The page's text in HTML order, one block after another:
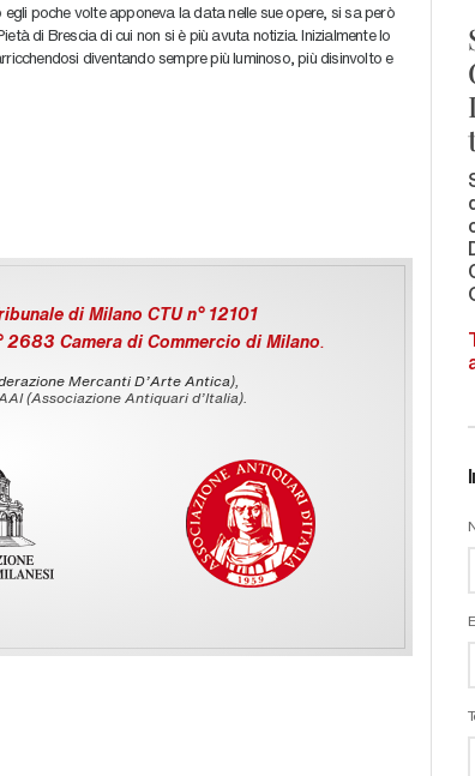
poche volte apponeva la data nelle sue opere, si sa però
di Brescia di cui non si è più avuta notizia. Inizialmente lo
diventando sempre più luminoso, più disinvolto e
di Milano CTU n° 12101
2683 Camera di Commercio di Milano.
Mercanti D'Arte Antica),
(Associazione Antiquari d’Italia).